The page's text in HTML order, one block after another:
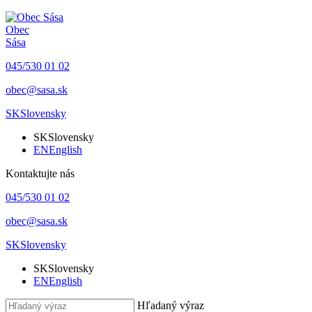
Obec
Sása
045/530 01 02
obec@sasa.sk
SKSlovensky
SKSlovensky
ENEnglish
Kontaktujte nás
045/530 01 02
obec@sasa.sk
SKSlovensky
SKSlovensky
ENEnglish
Hľadaný výraz